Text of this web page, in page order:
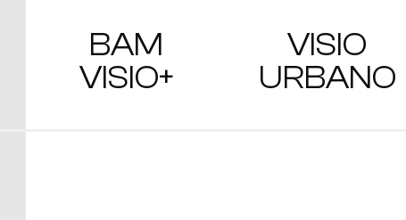
BAM
VISIO+
VISIO
URBANO